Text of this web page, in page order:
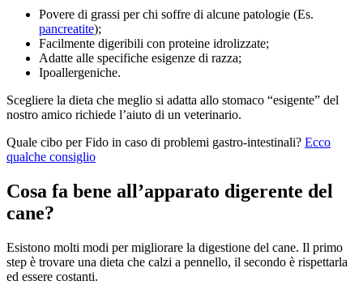
Povere di grassi per chi soffre di alcune patologie (Es.
pancreatite);
Facilmente digeribili con proteine idrolizzate;
Adatte alle specifiche esigenze di razza;
Ipoallergeniche.
Scegliere la dieta che meglio si adatta allo stomaco “esigente” del
nostro amico richiede l’aiuto di un veterinario.
Quale cibo per Fido in caso di problemi gastro-intestinali? Ecco
qualche consiglio
Cosa fa bene all’apparato digerente del
cane?
Esistono molti modi per migliorare la digestione del cane. Il primo
step è trovare una dieta che calzi a pennello, il secondo è rispettarla
ed essere costanti.